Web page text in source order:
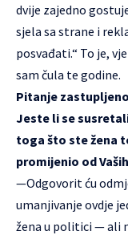
dvije zajedno
sjela sa strane i
posvađati.“ To je,
sam čula te godine.
Pitanje
Jeste li se
toga što ste žena
promijenio od
—Odgovorit ću
umanjivanje ovdje
žena u politici — ali